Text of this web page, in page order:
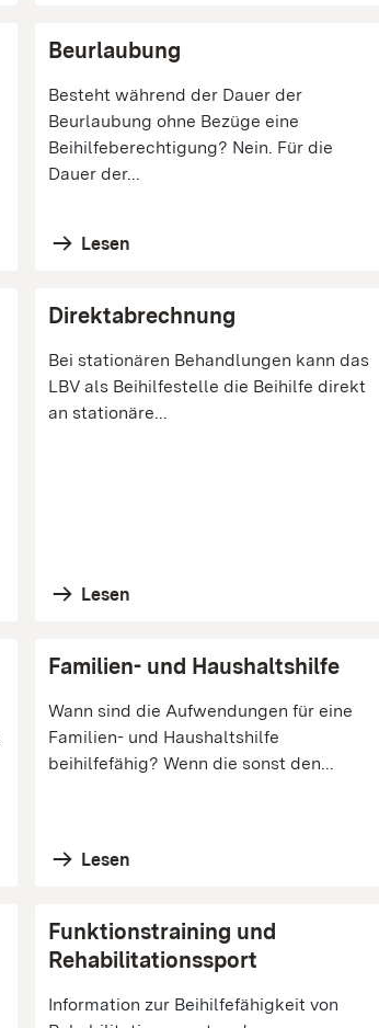
Beurlaubung
Besteht während der Dauer der
Beurlaubung ohne Bezüge eine
Beihilfeberechtigung? Nein. Für die
Dauer der...
Lesen
Direktabrechnung
Bei stationären Behandlungen kann das
LBV als Beihilfestelle die Beihilfe direkt
an stationäre...
Lesen
Familien- und Haushaltshilfe
Wann sind die Aufwendungen für eine
Familien- und Haushaltshilfe
beihilfefähig? Wenn die sonst den...
Lesen
Funktionstraining und
Rehabilitationssport
Information zur Beihilfefähigkeit von